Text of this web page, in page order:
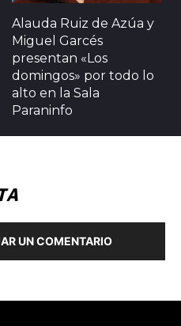
Alauda Ruiz de Azúa y
Miguel Garcés
presentan «Los
domingos» por todo lo
alto en la Sala
Paraninfo
UN COMENTARIO